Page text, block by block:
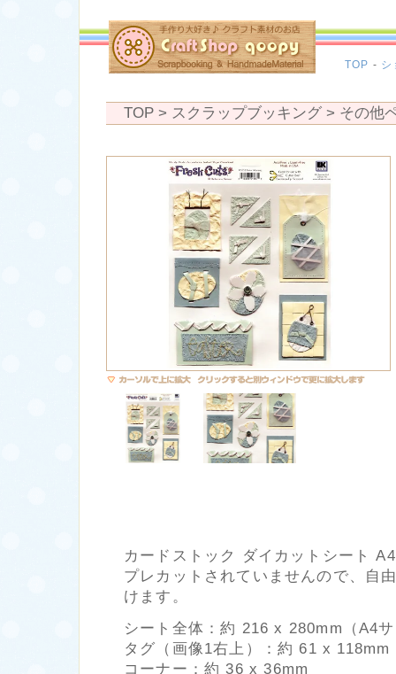
TOP - シ
TOP > スクラップブッキング > その他
カードストック ダイカットシート
プレカットされていませんので、自
けます。
シート全体：約 216 x 280mm（A4
タグ（画像1右上）：約 61 x 118mm
コーナー：約 36 x 36mm